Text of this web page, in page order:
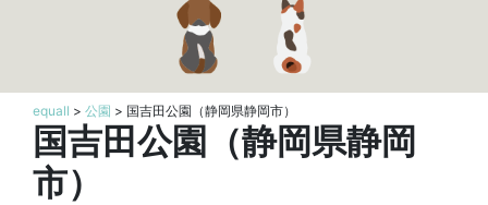
equall > 公園 > 国吉田公園（静岡県静岡市）
国吉田公園（静岡県静岡
市）